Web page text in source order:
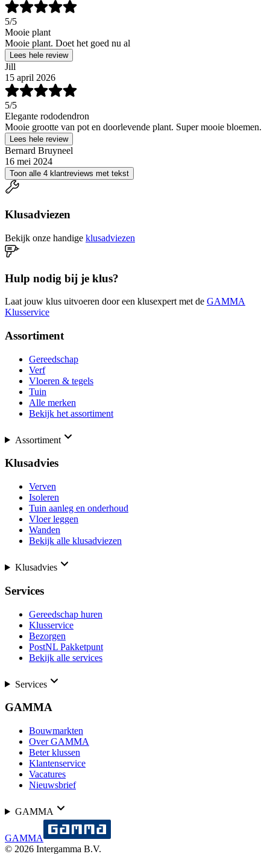
5/5
Mooie plant
Mooie plant. Doet het goed nu al
Lees hele review
Jill
15 april 2026
5/5
Elegante rododendron
Mooie grootte van pot en doorlevende plant. Super mooie bloemen.
Lees hele review
Bernard Bruyneel
16 mei 2024
Toon alle 4 klantreviews met tekst
Klusadviezen
Bekijk onze handige klusadviezen
Hulp nodig bij je klus?
Laat jouw klus uitvoeren door een klusexpert met de GAMMA
Klusservice
Assortiment
Gereedschap
Verf
Vloeren & tegels
Tuin
Alle merken
Bekijk het assortiment
Assortiment
Klusadvies
Verven
Isoleren
Tuin aanleg en onderhoud
Vloer leggen
Wanden
Bekijk alle klusadviezen
Klusadvies
Services
Gereedschap huren
Klusservice
Bezorgen
PostNL Pakketpunt
Bekijk alle services
Services
GAMMA
Bouwmarkten
Over GAMMA
Beter klussen
Klantenservice
Vacatures
Nieuwsbrief
GAMMA
GAMMA
© 2026 Intergamma B.V.